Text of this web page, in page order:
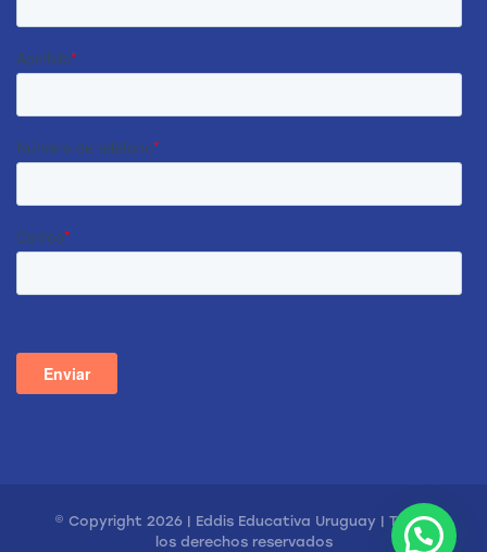
© Copyright 2026 | Eddis Educativa Uruguay | Todos
los derechos reservados